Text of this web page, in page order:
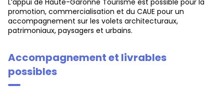
promotion, commercialisation et du CAUE pour un
accompagnement sur les volets architecturaux,
patrimoniaux, paysagers et urbains.
Accompagnement et livrables
possibles